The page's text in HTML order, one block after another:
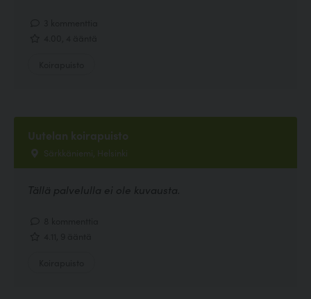
Uutelan koirapuisto
Särkkäniemi, Helsinki
Tällä palvelulla ei ole kuvausta.